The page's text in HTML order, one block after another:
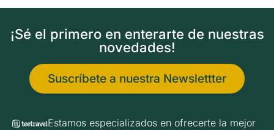
¡Sé el primero en enterarte de nuestras
novedades!
Suscríbete a nuestra Newslettter
Estamos especializados en ofrecerte la mejor